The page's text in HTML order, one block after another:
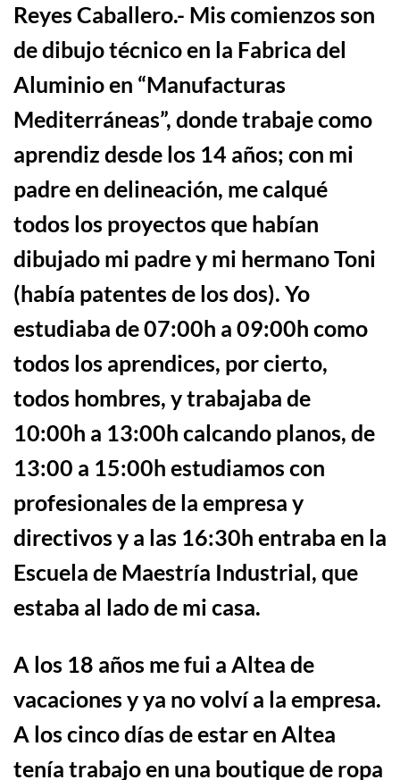
Reyes Caballero.- Mis comienzos son
de dibujo técnico en la Fabrica del
Aluminio en “Manufacturas
Mediterráneas”, donde trabaje como
aprendiz desde los 14 años; con mi
padre en delineación, me calqué
todos los proyectos que habían
dibujado mi padre y mi hermano Toni
(había patentes de los dos). Yo
estudiaba de 07:00h a 09:00h como
todos los aprendices, por cierto,
todos hombres, y trabajaba de
10:00h a 13:00h calcando planos, de
13:00 a 15:00h estudiamos con
profesionales de la empresa y
directivos y a las 16:30h entraba en la
Escuela de Maestría Industrial, que
estaba al lado de mi casa.
A los 18 años me fui a Altea de
vacaciones y ya no volví a la empresa.
A los cinco días de estar en Altea
tenía trabajo en una boutique de ropa